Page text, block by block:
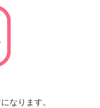
なります。